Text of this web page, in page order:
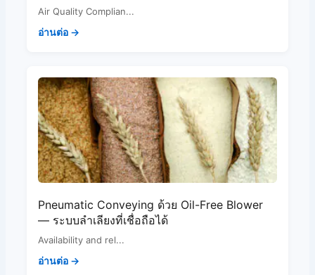
Air Quality Complian...
อ่านต่อ →
Pneumatic Conveying ด้วย Oil-Free Blower
— ระบบลำเลียงที่เชื่อถือได้
Availability and rel...
อ่านต่อ →